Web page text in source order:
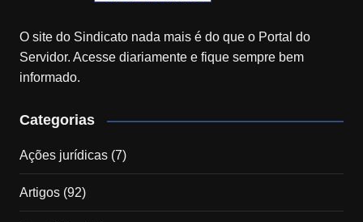
O site do Sindicato nada mais é do que o Portal do
Servidor. Acesse diariamente e fique sempre bem
informado.
Categorias
Ações jurídicas(7)
Artigos(92)